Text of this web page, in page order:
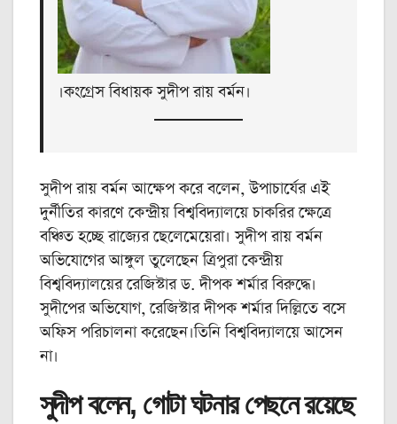
।কংগ্রেস বিধায়ক সুদীপ রায় বর্মন।
সুদীপ রায় বর্মন আক্ষেপ করে বলেন, উপাচার্যের এই
দুর্নীতির কারণে কেন্দ্রীয় বিশ্ববিদ্যালয়ে চাকরির ক্ষেত্রে
বঞ্চিত হচ্ছে রাজ্যের ছেলেমেয়েরা। সুদীপ রায় বর্মন
অভিযোগের আঙ্গুল তুলেছেন ত্রিপুরা কেন্দ্রীয়
বিশ্ববিদ্যালয়ের রেজিস্টার ড. দীপক শর্মার বিরুদ্ধে।
সুদীপের অভিযোগ, রেজিস্টার দীপক শর্মার দিল্লিতে বসে
অফিস পরিচালনা করেছেন।তিনি বিশ্ববিদ্যালয়ে আসেন
না।
সুদীপ বলেন, গোটা ঘটনার পেছনে রয়েছে